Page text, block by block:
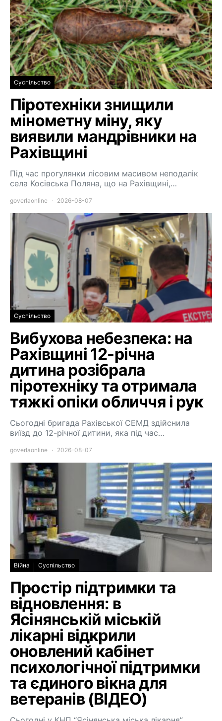
Суспільство
Піротехніки знищили
мінометну міну, яку
виявили мандрівники на
Рахівщині
Під час прогулянки лісовим масивом неподалік
села Косівська Поляна, що на Рахівщині,…
goverlaonline 2026-08-07
Суспільство
Вибухова небезпека: на
Рахівщині 12-річна
дитина розібрала
піротехніку та отримала
тяжкі опіки обличчя і рук
Сьогодні бригада Рахівської СЕМД здійснила
виїзд до 12-річної дитини, яка під час…
goverlaonline 2026-08-07
Війна Суспільство
Простір підтримки та
відновлення: в
Ясінянській міській
лікарні відкрили
оновлений кабінет
психологічної підтримки
та єдиного вікна для
ветеранів (ВІДЕО)